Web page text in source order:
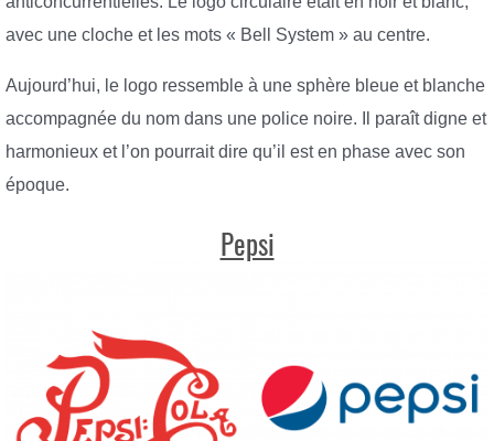
avec une cloche et les mots « Bell System » au centre.
Aujourd’hui, le logo ressemble à une sphère bleue et blanche
accompagnée du nom dans une police noire. Il paraît digne et
harmonieux et l’on pourrait dire qu’il est en phase avec son
époque.
Pepsi